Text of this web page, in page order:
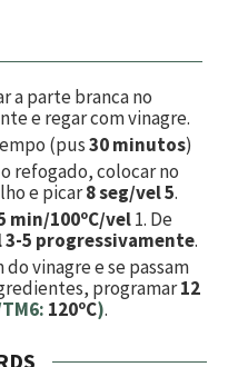
a parte branca no
e regar com vinagre.
(pus30 minutos)
refogado, colocar no
e picar8 seg/vel 5.
min/100ºC/vel1. De
3-5 progressivamente.
vinagre e se passam
programar12
120ºC).